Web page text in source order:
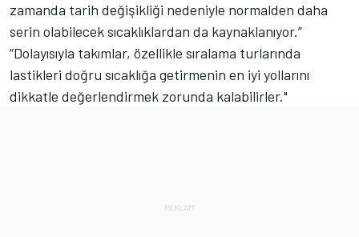
zamanda tarih değişikliği nedeniyle normalden daha
serin olabilecek sıcaklıklardan da kaynaklanıyor.”
“Dolayısıyla takımlar, özellikle sıralama turlarında
lastikleri doğru sıcaklığa getirmenin en iyi yollarını
dikkatle değerlendirmek zorunda kalabilirler."